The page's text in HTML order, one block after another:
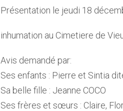
Présentation le jeudi 18
inhumation au Cimetiere de
Avis demandé par:
Ses enfants : Pierre et Sintia
Sa belle fille : Jeanne COCO
Ses frères et sœurs : Claire,